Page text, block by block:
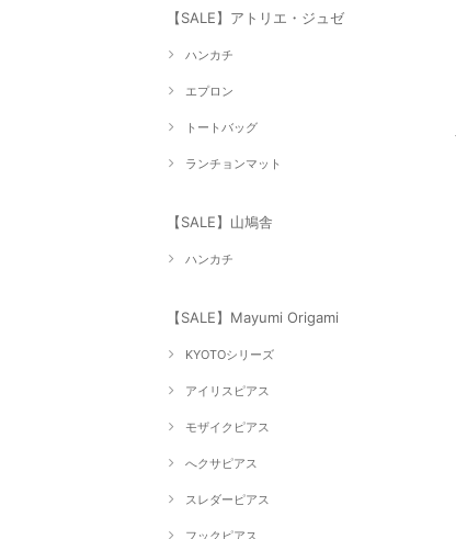
【SALE】アトリエ・ジュゼ
ハンカチ
エプロン
トートバッグ
ランチョンマット
【SALE】山鳩舎
ハンカチ
【SALE】Mayumi Origami
KYOTOシリーズ
アイリスピアス
モザイクピアス
へクサピアス
スレダーピアス